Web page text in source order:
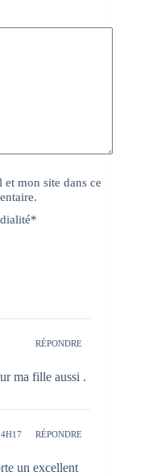
mon site dans ce
*
RÉPONDRE
ma fille aussi .
RÉPONDRE
un excellent